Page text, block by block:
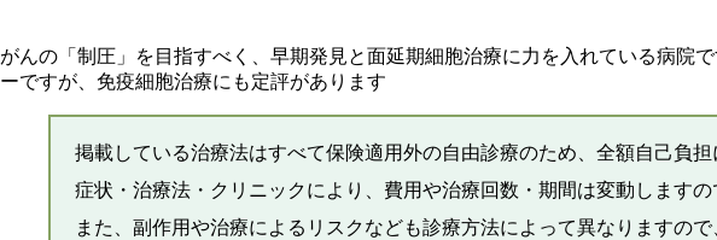
がんの「制圧」を目指すべく、早期発見と面延期細胞治療に力を入れている病院
ーですが、免疫細胞治療にも定評があります
掲載している治療法はすべて保険適用外の自由診療のため、全額自己負担
症状・治療法・クリニックにより、費用や治療回数・期間は変動します
また、副作用や治療によるリスクなども診療方法によって異なりますの